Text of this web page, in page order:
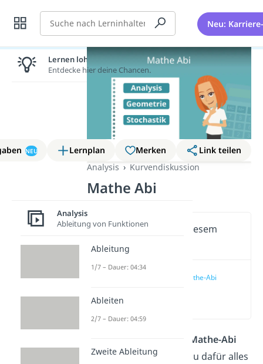
Suche Neu:
NEU Lernplan Merken
Link teilen
Analysis
Kurvendiskussion
Mathe Abi
Wichtige Inhalte in diesem
Video
Fit fürs Mathe-Abi
Mathe-Abi
und willst wissen, was du dafür alles
Lernen lohnt sich!
Entdecke hier deine Chancen.
Analysis
Ableitung von Funktionen
Ableitung
1/7 – Dauer: 04:34
Ableiten
2/7 – Dauer: 04:59
Zweite Ableitung